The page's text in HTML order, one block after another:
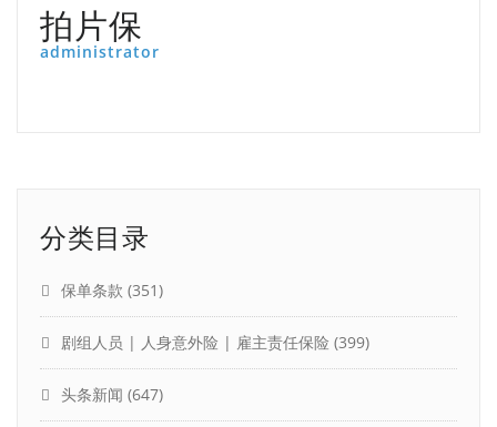
拍片保
administrator
分类目录
保单条款 (351)
剧组人员 | 人身意外险 | 雇主责任保险 (399)
头条新闻 (647)